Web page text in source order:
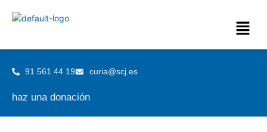
91 561 44 19 curia@scj.es
haz una donación